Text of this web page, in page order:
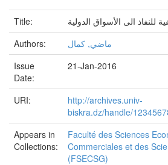
Title:
للنفاذ الى الأسواق الدولية
Authors:
ماضي, كمال
Issue
Date:
21-Jan-2016
URI:
http://archives.univ-
biskra.dz/handle/
Appears in
Collections:
Faculté des Sciences
Commerciales et des
(FSECSG)